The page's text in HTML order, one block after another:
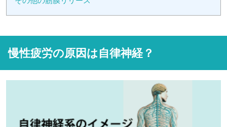
慢性疲労の原因は自律神経？